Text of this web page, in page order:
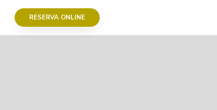
RESERVA ONLINE